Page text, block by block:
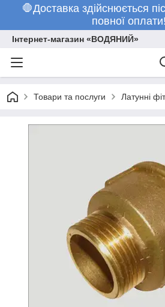
🛑Доставка здійснюється
повної
Інтернет-магазин «ВОДЯНИЙ»
Товари та послуги Латунні